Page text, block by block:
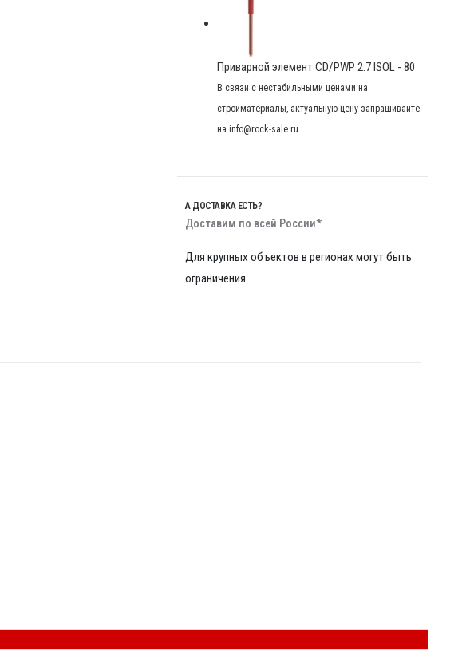
Приварной элемент CD/PWP 2.7 ISOL - 80
В связи с нестабильными ценами на
стройматериалы, актуальную цену запрашивайте
на info@rock-sale.ru
А ДОСТАВКА ЕСТЬ?
Доставим по всей России*
Для крупных объектов в регионах могут быть
ограничения.